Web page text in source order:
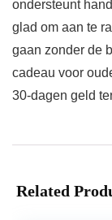
ondersteunt
glad om aan te
gaan zonder de
cadeau voor
30-dagen geld
Related